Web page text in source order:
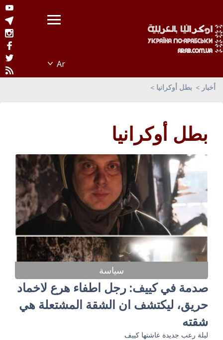
أخبار بطل أوكرانيا
بطل أوكرانيا
سياسة
صدمة في كييف: رجل اطفاء هرع لاخماد
حريق، ليكتشف ان الشقة المشتعلة هي
شقته
ليلة رعب جديدة عاشتها كييف